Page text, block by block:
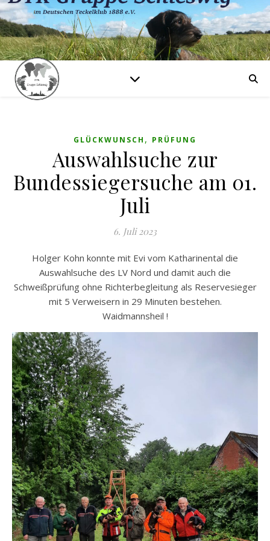
GLÜCKWUNSCH , PRÜFUNG
Auswahlsuche zur
Bundessiegersuche am 01.
Juli
6. Juli 2023
Holger Kohn konnte mit Evi vom Katharinental die
Auswahlsuche des LV Nord und damit auch die
Schweißprüfung ohne Richterbegleitung als Reservesieger
mit 5 Verweisern in 29 Minuten bestehen.
Waidmannsheil !